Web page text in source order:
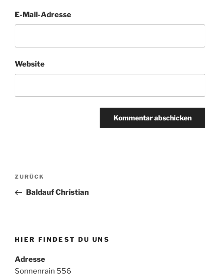
E-Mail-Adresse
Website
Beitragsnavigation
Vorheriger
Beitrag
ZURÜCK
Baldauf Christian
HIER FINDEST DU UNS
Adresse
Sonnenrain 556